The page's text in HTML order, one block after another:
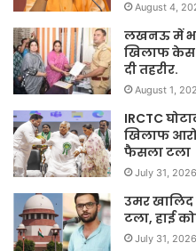
August 4,
लखनऊ में
खिलाफ केस
दी तहरीर.
August 1,
IRCTC
खिलाफ
फैसला टला
July 31, 2026
उमर
टला, हाई
July 31, 2026